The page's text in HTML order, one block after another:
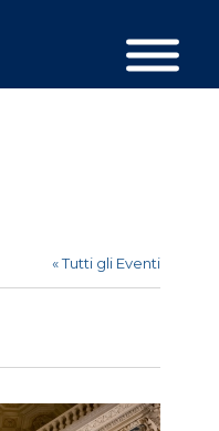
« Tutti gli Eventi